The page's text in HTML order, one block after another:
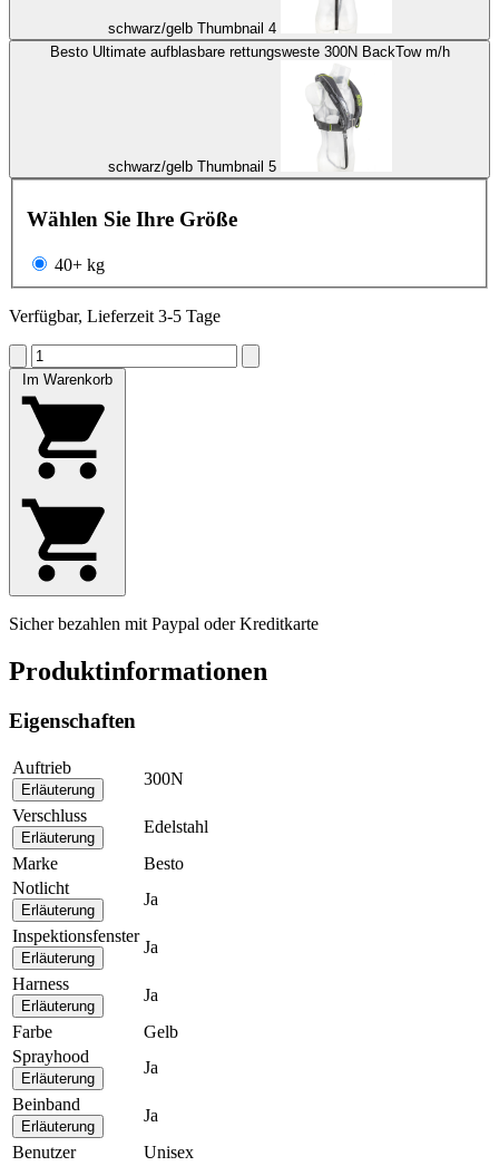
schwarz/gelb Thumbnail 4
Besto Ultimate aufblasbare rettungsweste 300N BackTow m/h
schwarz/gelb Thumbnail 5
Wählen Sie Ihre Größe
40+ kg
Verfügbar, Lieferzeit 3-5 Tage
Im Warenkorb
Sicher bezahlen mit Paypal oder Kreditkarte
Produktinformationen
Eigenschaften
Auftrieb
Erläuterung
300N
Verschluss
Erläuterung
Edelstahl
Marke
Besto
Notlicht
Erläuterung
Ja
Inspektionsfenster
Erläuterung
Ja
Harness
Erläuterung
Ja
Farbe
Gelb
Sprayhood
Erläuterung
Ja
Beinband
Erläuterung
Ja
Benutzer
Unisex